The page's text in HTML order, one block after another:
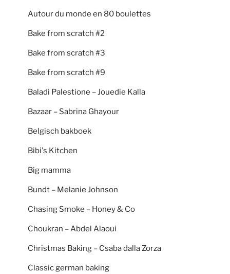
Autour du monde en 80 boulettes
Bake from scratch #2
Bake from scratch #3
Bake from scratch #9
Baladi Palestione – Jouedie Kalla
Bazaar – Sabrina Ghayour
Belgisch bakboek
Bibi's Kitchen
Big mamma
Bundt – Melanie Johnson
Chasing Smoke – Honey & Co
Choukran – Abdel Alaoui
Christmas Baking – Csaba dalla Zorza
Classic german baking